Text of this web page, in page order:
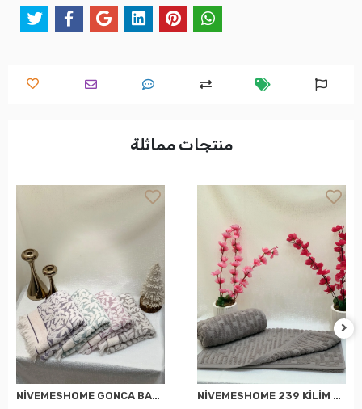
منتجات مماثلة
NİVEMESHOME GONCA BAHAR ASORTİ HAVLU NİVEMESHOME 239 KİLİM GRİ HAVLU NURPAK